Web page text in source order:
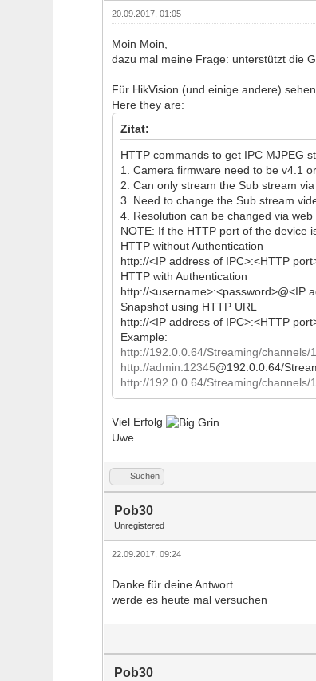
20.09.2017, 01:05
Moin Moin,
dazu mal meine Frage: unterstützt die
Für HikVision (und einige andere)
Here they are:
Zitat:
HTTP commands to get IPC MJPEG
1. Camera firmware need to be v4.1
2. Can only stream the Sub stream
3. Need to change the Sub stream
4. Resolution can be changed via web
NOTE: If the HTTP port of the device
HTTP without Authentication
http://<IP address of IPC>:<HTTP
HTTP with Authentication
http://<username>:<password>@<IP
Snapshot using HTTP URL
http://<IP address of IPC>:<HTTP
Example:
http://192.0.0.64/Streaming/channels/
http://admin:12345@192.0.0.64/
http://192.0.0.64/Streaming/channels/
Viel Erfolg
Uwe
Suchen
Pob30
Unregistered
22.09.2017, 09:24
Danke für deine Antwort.
werde es heute mal versuchen
Pob30